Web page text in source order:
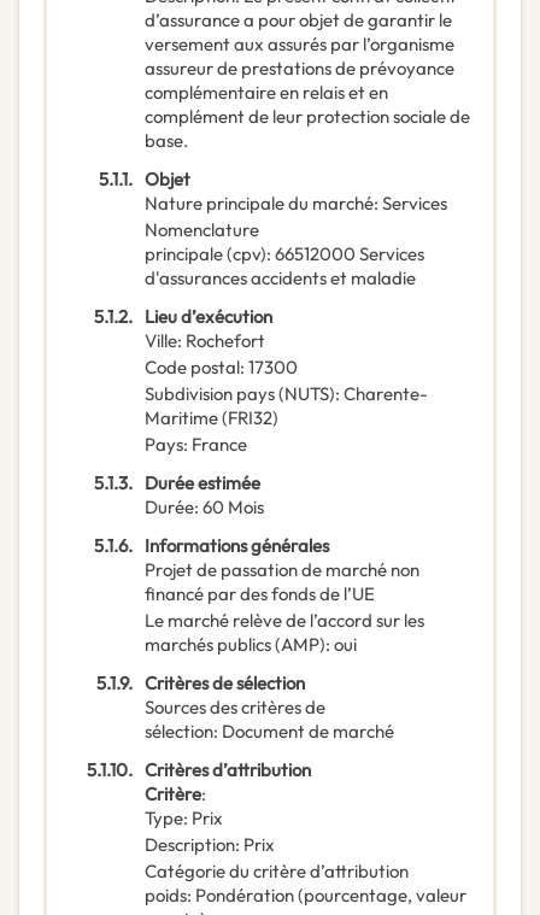
d’assurance a pour objet de garantir le
versement aux assurés par l’organisme
assureur de prestations de prévoyance
complémentaire en relais et en
complément de leur protection sociale de
base.
5.1.1. Objet
Nature principale du marché: Services
Nomenclature
principale(cpv): 66512000 Services
d'assurances accidents et maladie
5.1.2. Lieu d’exécution
Ville: Rochefort
Code postal: 17300
Subdivision pays (NUTS): Charente-
Maritime(FRI32)
Pays: France
5.1.3. Durée estimée
Durée: 60 Mois
5.1.6. Informations générales
Projet de passation de marché non
financé par des fonds de l’UE
Le marché relève de l’accord sur les
marchés publics (AMP): oui
5.1.9. Critères de sélection
Sources des critères de
sélection: Document de marché
5.1.10. Critères d’attribution
Critère:
Type: Prix
Description: Prix
Catégorie du critère d’attribution
poids: Pondération (pourcentage, valeur